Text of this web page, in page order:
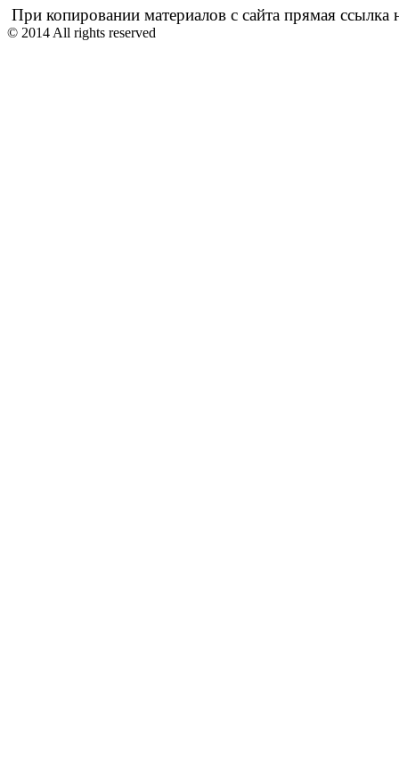
При копировании материалов с сайта прямая ссылка
© 2014 All rights reserved